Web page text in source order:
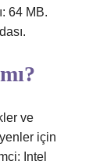
64 MB.
ve
için
Intel